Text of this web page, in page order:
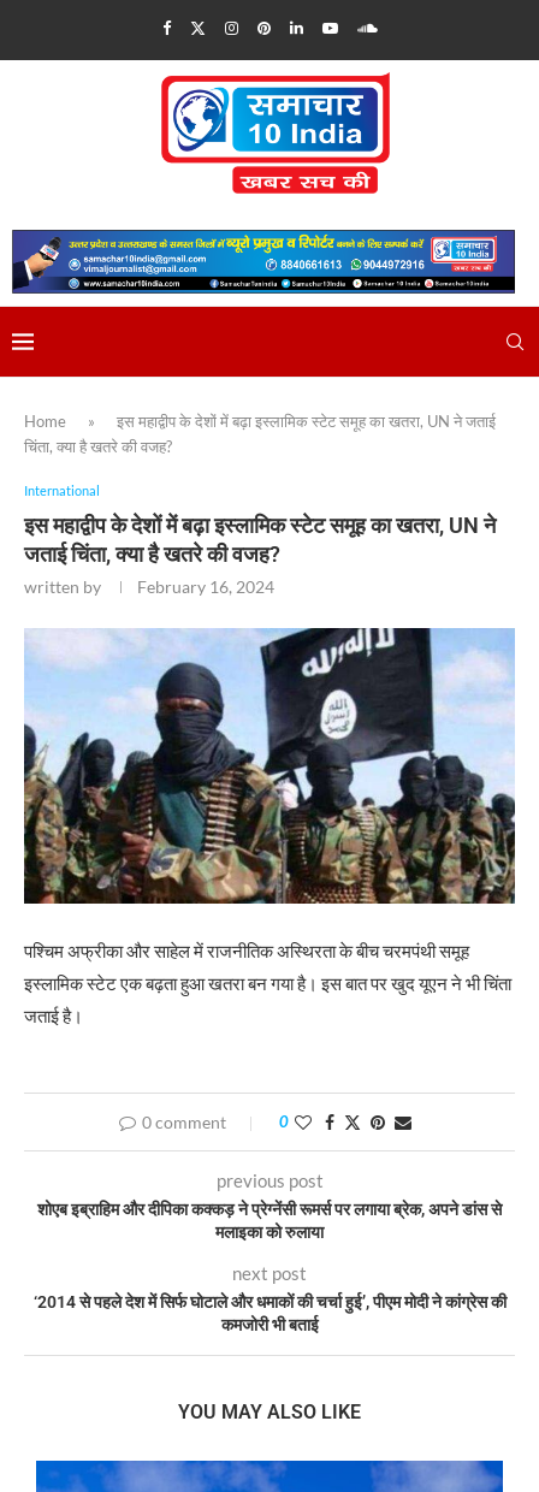
Home »
इस महाद्वीप के देशों में बढ़ा इस्लामिक स्टेट समूह का खतरा, UN ने जताई
चिंता, क्या है खतरे की वजह?
International
इस महाद्वीप के देशों में बढ़ा इस्लामिक स्टेट समूह का खतरा, UN ने
जताई चिंता, क्या है खतरे की वजह?
written by February 16, 2024
पश्चिम अफ्रीका और साहेल में राजनीतिक अस्थिरता के बीच चरमपंथी समूह
इस्लामिक स्टेट एक बढ़ता हुआ खतरा बन गया है। इस बात पर खुद यूएन ने भी चिंता
जताई है।
0 comment 0
previous post
शोएब इब्राहिम और दीपिका कक्कड़ ने प्रेग्नेंसी रूमर्स पर लगाया ब्रेक, अपने डांस से
मलाइका को रुलाया
next post
‘2014 से पहले देश में सिर्फ घोटाले और धमाकों की चर्चा हुई’, पीएम मोदी ने कांग्रेस की
कमजोरी भी बताई
YOU MAY ALSO LIKE